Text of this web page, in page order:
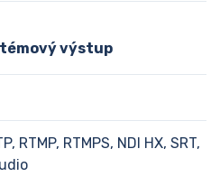
výstup
RTMP, RTMPS, NDI HX, SRT,